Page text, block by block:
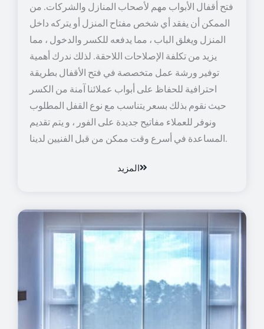
فتح أقفال الأبواب مهم لأصحاب المنازل والشركات. من
الممكن أن يفقد أي شخص مفتاح المنزل أو يتركه داخل
المنزل ويغلق الباب ، مما يدفعه للكسر والدخول ، مما
يزيد من تكلفة الإصلاحات اللاحقة. لذلك ندرك أهمية
توفير ورشة عمل متخصصة في فتح الأقفال بطريقة
احترافية للحفاظ على أبواب عملائنا آمنة من الكسر
حيث نقوم بذلك بسعر يتناسب مع نوع القفل المطلوب
ونوفر للعملاء مفاتيح جديدة على الفور ، و يتم تقديم
المساعدة في أسرع وقت ممكن من قبل الفنيين لدينا.
المزيد